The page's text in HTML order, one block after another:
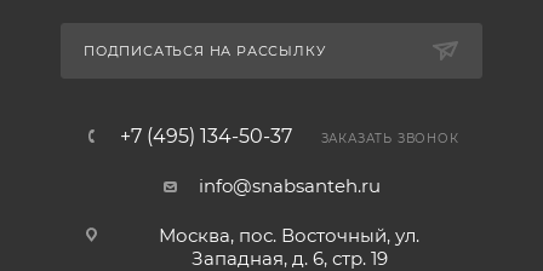
ПОДПИСАТЬСЯ НА РАССЫЛКУ
+7 (495) 134-50-37 ЗАКАЗАТЬ ЗВОНОК
info@snabsanteh.ru
Москва, пос. Восточный, ул.
Западная, д. 6, стр. 19